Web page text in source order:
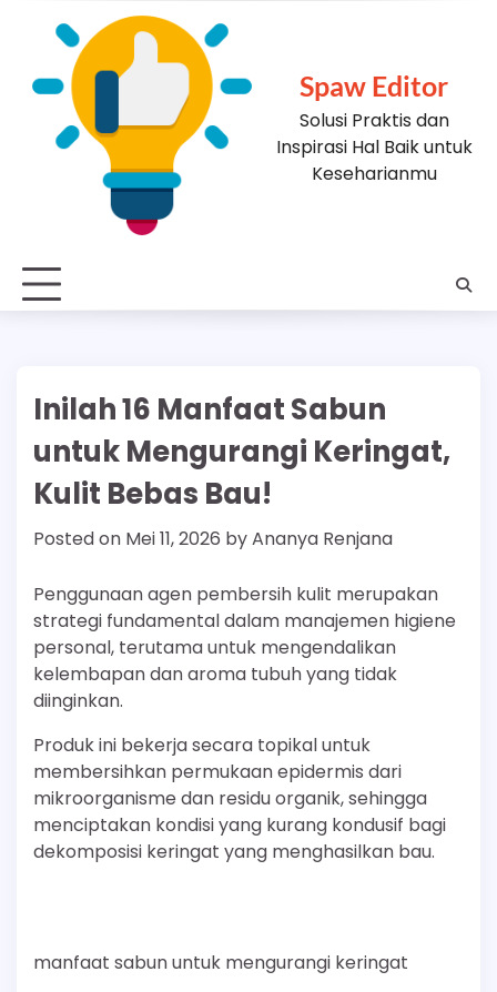
Spaw Editor
Solusi Praktis dan
Inspirasi Hal Baik untuk
Keseharianmu
Inilah 16 Manfaat Sabun
untuk Mengurangi Keringat,
Kulit Bebas Bau!
Posted on Mei 11, 2026 byAnanya Renjana
Penggunaan agen pembersih kulit merupakan
strategi fundamental dalam manajemen higiene
personal, terutama untuk mengendalikan
kelembapan dan aroma tubuh yang tidak
diinginkan.
Produk ini bekerja secara topikal untuk
membersihkan permukaan epidermis dari
mikroorganisme dan residu organik, sehingga
menciptakan kondisi yang kurang kondusif bagi
dekomposisi keringat yang menghasilkan bau.
manfaat sabun untuk mengurangi keringat